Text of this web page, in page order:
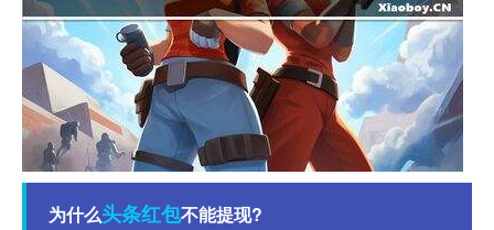
为什么头条红包不能提现?